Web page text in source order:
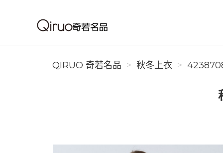
Qiruo 奇若名品
QIRUO 奇若名品
秋冬上衣